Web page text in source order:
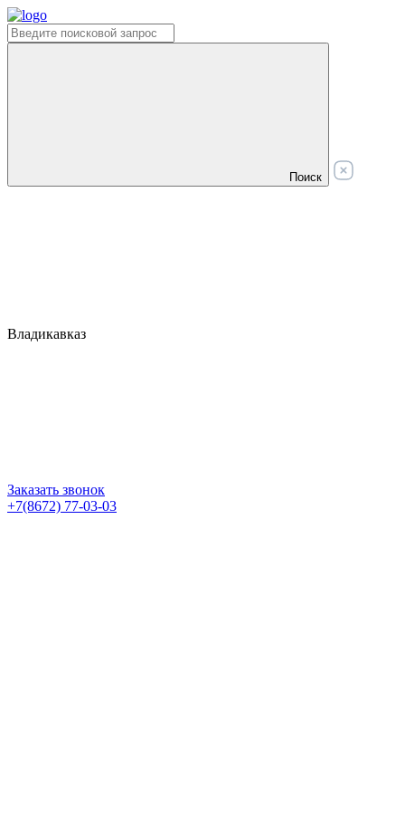
Поиск
Владикавказ
Заказать звонок
+7(8672) 77-03-03